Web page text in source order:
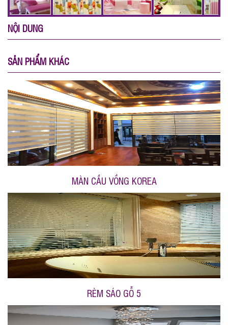
NỘI DUNG
SẢN PHẨM KHÁC
MÀN CẦU VỒNG KOREA
RÈM SÁO GỖ 5